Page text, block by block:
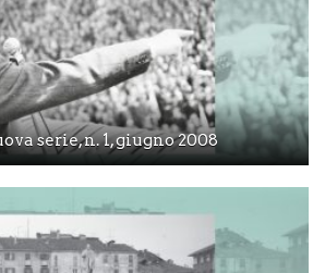
serie, n. 1, giugno 2008